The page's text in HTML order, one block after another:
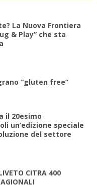
La Nuova Frontiera
& Play” che sta
“gluten free”
il 20esimo
un’edizione speciale
del settore
CITRA 400